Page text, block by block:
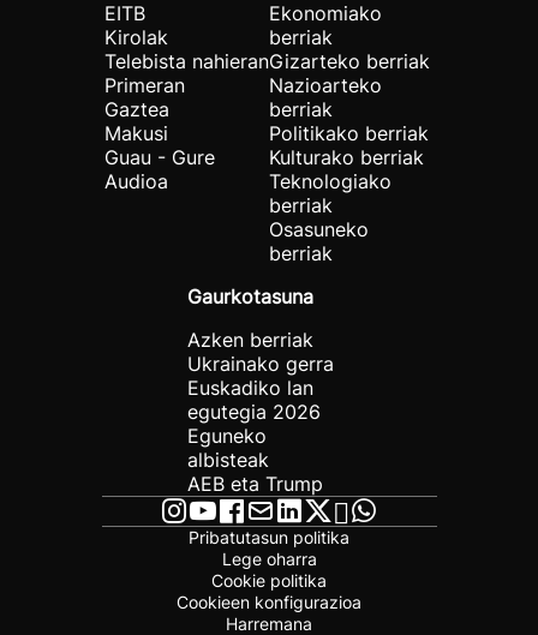
EITB
Kirolak
Telebista nahieran
Primeran
Gaztea
Makusi
Guau - Gure
Audioa
Ekonomiako
berriak
Gizarteko berriak
Nazioarteko
berriak
Politikako berriak
Kulturako berriak
Teknologiako
berriak
Osasuneko
berriak
Gaurkotasuna
Azken berriak
Ukrainako gerra
Euskadiko lan
egutegia 2026
Eguneko
albisteak
AEB eta Trump
Pribatutasun politika
Lege oharra
Cookie politika
Cookieen konfigurazioa
Harremana